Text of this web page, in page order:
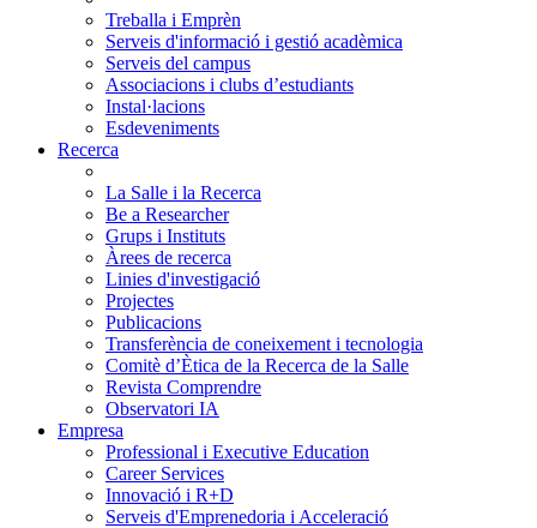
Treballa i Emprèn
Serveis d'informació i gestió acadèmica
Serveis del campus
Associacions i clubs d’estudiants
Instal·lacions
Esdeveniments
Recerca
La Salle i la Recerca
Be a Researcher
Grups i Instituts
Àrees de recerca
Linies d'investigació
Projectes
Publicacions
Transferència de coneixement i tecnologia
Comitè d’Ètica de la Recerca de la Salle
Revista Comprendre
Observatori IA
Empresa
Professional i Executive Education
Career Services
Innovació i R+D
Serveis d'Emprenedoria i Acceleració